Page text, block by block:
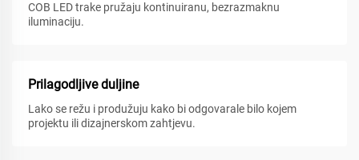
COB LED trake pružaju kontinuiranu, bezrazmaknu
iluminaciju.
Prilagodljive duljine
Lako se režu i produžuju kako bi odgovarale bilo kojem
projektu ili dizajnerskom zahtjevu.